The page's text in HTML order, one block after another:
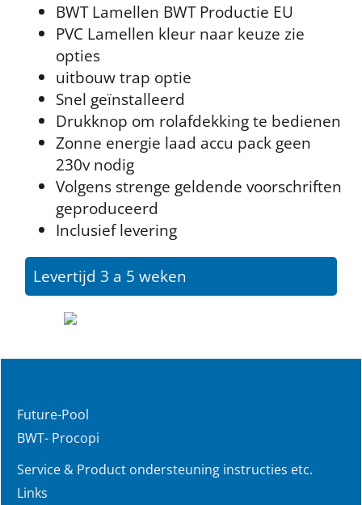
BWT Lamellen BWT Productie EU
PVC Lamellen kleur naar keuze zie
opties
uitbouw trap optie
Snel geïnstalleerd
Drukknop om rolafdekking te bedienen
Zonne energie laad accu pack geen
230v nodig
Volgens strenge geldende voorschriften
geproduceerd
Inclusief levering
Levertijd 3 a 5 weken
Future-Pool
BWT- Procopi
Service & Product ondersteuning instructies etc.
Links